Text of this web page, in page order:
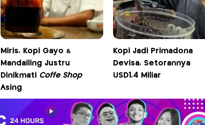
Miris, Kopi Gayo &
Mandailing Justru
Dinikmati Coffe Shop
Asing
Kopi Jadi Primadona
Devisa, Setorannya
USD1,4 Miliar